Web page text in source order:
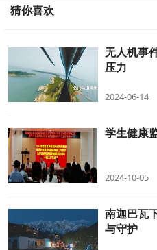
猜你喜欢
无人机事
压力
2024-06-14
学生健康
2024-10-05
南迦巴瓦
与守护